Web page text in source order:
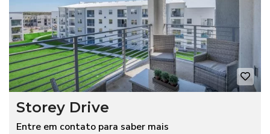
Storey Drive
Entre em contato para saber mais